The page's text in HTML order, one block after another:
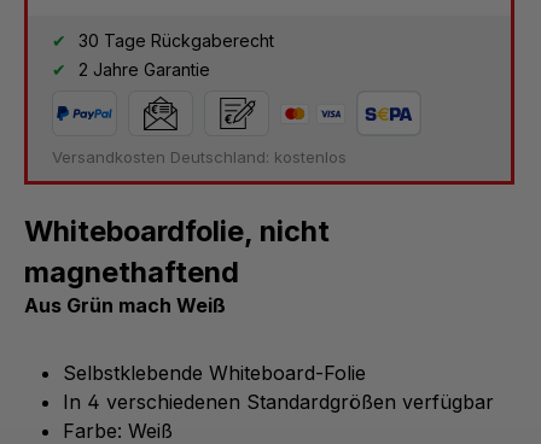
30 Tage Rückgaberecht
2 Jahre Garantie
Versandkosten Deutschland: kostenlos
Whiteboardfolie, nicht
magnethaftend
Aus Grün mach Weiß
Selbstklebende Whiteboard-Folie
In 4 verschiedenen Standardgrößen verfügbar
Farbe: Weiß